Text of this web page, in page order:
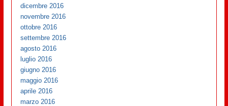
dicembre 2016
novembre 2016
ottobre 2016
settembre 2016
agosto 2016
luglio 2016
giugno 2016
maggio 2016
aprile 2016
marzo 2016